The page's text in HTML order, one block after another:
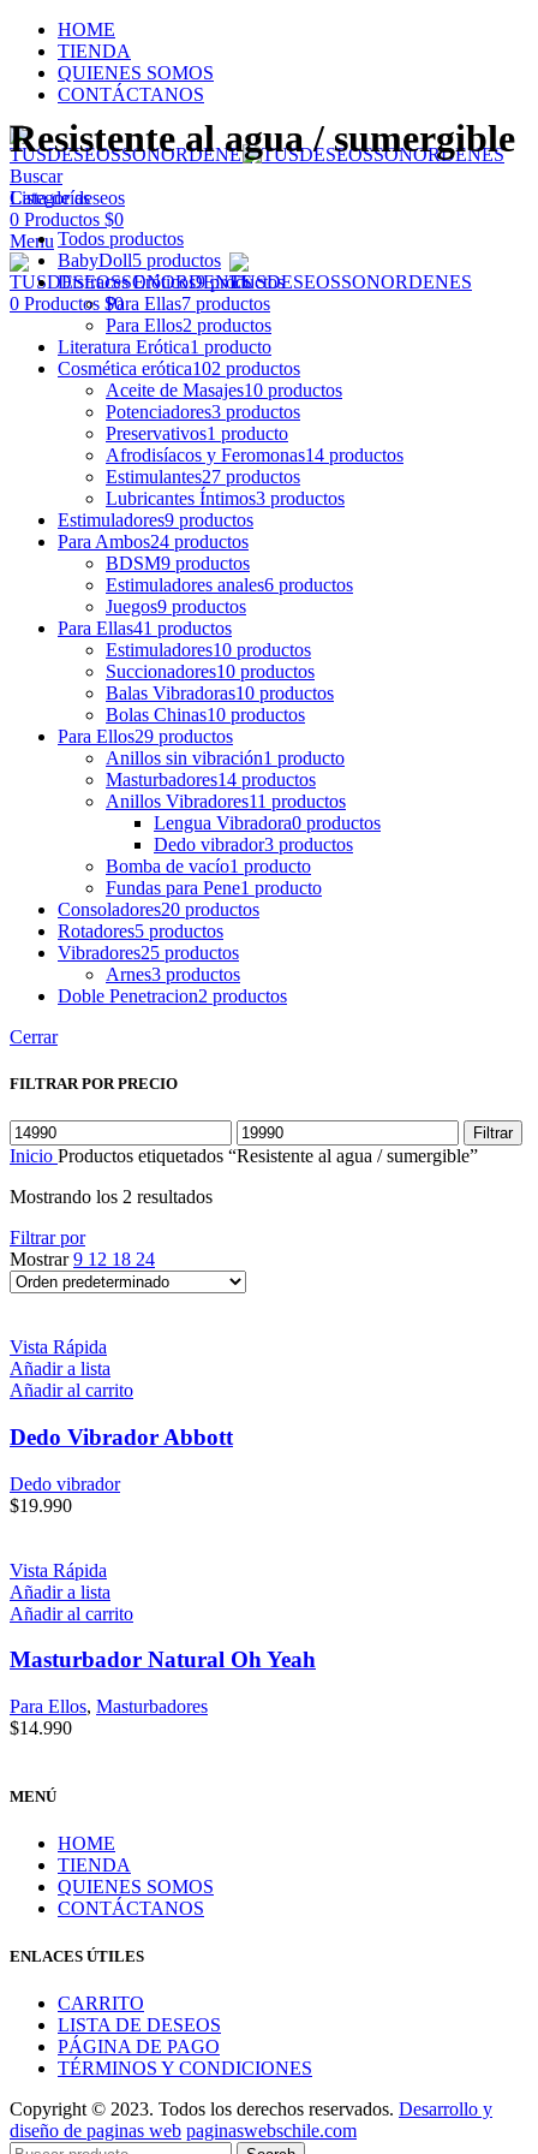
HOME
TIENDA
QUIENES SOMOS
CONTÁCTANOS
Buscar
Lista de deseos
0 Productos $0
Menu
0 Productos $0
Resistente al agua / sumergible
Categorías
Todos productos
BabyDoll5 productos
Disfraces Eróticos9 productos
Para Ellas7 productos
Para Ellos2 productos
Literatura Erótica1 producto
Cosmética erótica102 productos
Aceite de Masajes10 productos
Potenciadores3 productos
Preservativos1 producto
Afrodisíacos y Feromonas14 productos
Estimulantes27 productos
Lubricantes Íntimos3 productos
Estimuladores9 productos
Para Ambos24 productos
BDSM9 productos
Estimuladores anales6 productos
Juegos9 productos
Para Ellas41 productos
Estimuladores10 productos
Succionadores10 productos
Balas Vibradoras10 productos
Bolas Chinas10 productos
Para Ellos29 productos
Anillos sin vibración1 producto
Masturbadores14 productos
Anillos Vibradores11 productos
Lengua Vibradora0 productos
Dedo vibrador3 productos
Bomba de vacío1 producto
Fundas para Pene1 producto
Consoladores20 productos
Rotadores5 productos
Vibradores25 productos
Arnes3 productos
Doble Penetracion2 productos
Cerrar
FILTRAR POR PRECIO
Precio
mínimo
Precio
máximo
Filtrar
Inicio Productos etiquetados “Resistente al agua / sumergible”
Mostrando los 2 resultados
Filtrar por
Mostrar9 12 18 24
Vista Rápida
Añadir a lista
Añadir al carrito
Dedo Vibrador Abbott
Dedo vibrador
$19.990
Vista Rápida
Añadir a lista
Añadir al carrito
Masturbador Natural Oh Yeah
Para Ellos, Masturbadores
$14.990
MENÚ
HOME
TIENDA
QUIENES SOMOS
CONTÁCTANOS
ENLACES ÚTILES
CARRITO
LISTA DE DESEOS
PÁGINA DE PAGO
TÉRMINOS Y CONDICIONES
Copyright © 2023. Todos los derechos reservados. Desarrollo y
diseño de paginas web paginaswebschile.com